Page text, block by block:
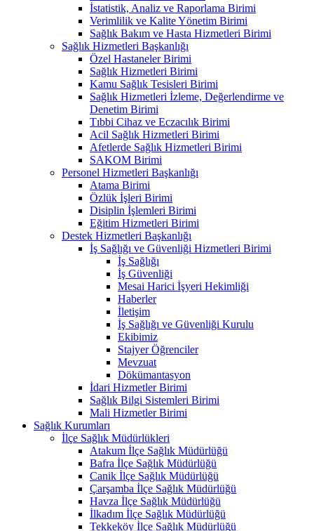
İstatistik, Analiz ve Raporlama Birimi
Verimlilik ve Kalite Yönetim Birimi
Sağlık Bakım ve Hasta Hizmetleri Birimi
Sağlık Hizmetleri Başkanlığı
Özel Hastaneler Birimi
Sağlık Hizmetleri Birimi
Kamu Sağlık Tesisleri Birimi
Sağlık Hizmetleri İzleme, Değerlendirme ve
Denetim Birimi
Tıbbi Cihaz ve Eczacılık Birimi
Acil Sağlık Hizmetleri Birimi
Afetlerde Sağlık Hizmetleri Birimi
SAKOM Birimi
Personel Hizmetleri Başkanlığı
Atama Birimi
Özlük İşleri Birimi
Disiplin İşlemleri Birimi
Eğitim Hizmetleri Birimi
Destek Hizmetleri Başkanlığı
İş Sağlığı ve Güvenliği Hizmetleri Birimi
İş Sağlığı
İş Güvenliği
Mesai Harici İşyeri Hekimliği
Haberler
İletişim
İş Sağlığı ve Güvenliği Kurulu
Ekibimiz
Stajyer Öğrenciler
Mevzuat
Dökümantasyon
İdari Hizmetler Birimi
Sağlık Bilgi Sistemleri Birimi
Mali Hizmetler Birimi
Sağlık Kurumları
İlçe Sağlık Müdürlükleri
Atakum İlçe Sağlık Müdürlüğü
Bafra İlçe Sağlık Müdürlüğü
Canik İlçe Sağlık Müdürlüğü
Çarşamba İlçe Sağlık Müdürlüğü
Havza İlçe Sağlık Müdürlüğü
İlkadım İlçe Sağlık Müdürlüğü
Tekkeköy İlçe Sağlık Müdürlüğü